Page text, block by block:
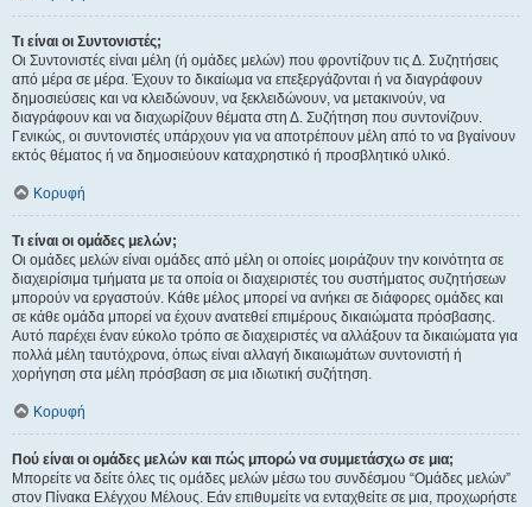
Τι είναι οι Συντονιστές;
Οι Συντονιστές είναι μέλη (ή ομάδες μελών) που φροντίζουν τις Δ. Συζητήσεις
από μέρα σε μέρα. Έχουν το δικαίωμα να επεξεργάζονται ή να διαγράφουν
δημοσιεύσεις και να κλειδώνουν, να ξεκλειδώνουν, να μετακινούν, να
διαγράφουν και να διαχωρίζουν θέματα στη Δ. Συζήτηση που συντονίζουν.
Γενικώς, οι συντονιστές υπάρχουν για να αποτρέπουν μέλη από το να βγαίνουν
εκτός θέματος ή να δημοσιεύουν καταχρηστικό ή προσβλητικό υλικό.
Κορυφή
Τι είναι οι ομάδες μελών;
Οι ομάδες μελών είναι ομάδες από μέλη οι οποίες μοιράζουν την κοινότητα σε
διαχειρίσιμα τμήματα με τα οποία οι διαχειριστές του συστήματος συζητήσεων
μπορούν να εργαστούν. Κάθε μέλος μπορεί να ανήκει σε διάφορες ομάδες και
σε κάθε ομάδα μπορεί να έχουν ανατεθεί επιμέρους δικαιώματα πρόσβασης.
Αυτό παρέχει έναν εύκολο τρόπο σε διαχειριστές να αλλάξουν τα δικαιώματα για
πολλά μέλη ταυτόχρονα, όπως είναι αλλαγή δικαιωμάτων συντονιστή ή
χορήγηση στα μέλη πρόσβαση σε μια ιδιωτική συζήτηση.
Κορυφή
Πού είναι οι ομάδες μελών και πώς μπορώ να συμμετάσχω σε μια;
Μπορείτε να δείτε όλες τις ομάδες μελών μέσω του συνδέσμου “Ομάδες μελών”
στον Πίνακα Ελέγχου Μέλους. Εάν επιθυμείτε να ενταχθείτε σε μια, προχωρήστε